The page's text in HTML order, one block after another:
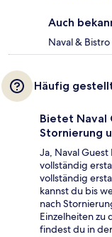
Auch
Naval &
Häufig
Bietet Naval
Stornierung
Ja, Naval
vollständig
vollständig
kannst du bis
nach
Einzelheiten
findest du in